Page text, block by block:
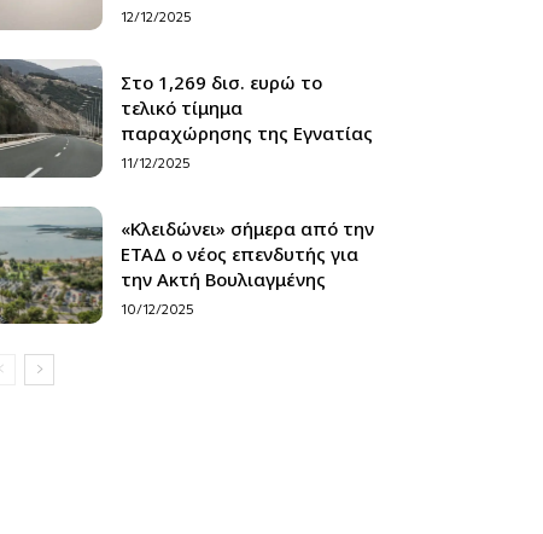
12/12/2025
Στο 1,269 δισ. ευρώ το
τελικό τίμημα
παραχώρησης της Εγνατίας
11/12/2025
«Κλειδώνει» σήμερα από την
ΕΤΑΔ ο νέος επενδυτής για
την Ακτή Βουλιαγμένης
10/12/2025